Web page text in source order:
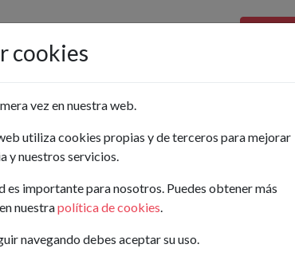
Buscar
Bilbao
cookies
vez en nuestra web.
utiliza cookies propias y de terceros para mejorar
y nuestros servicios.
es importante para nosotros. Puedes obtener más
nuestrapolítica de cookies.
navegando debes aceptar su uso.